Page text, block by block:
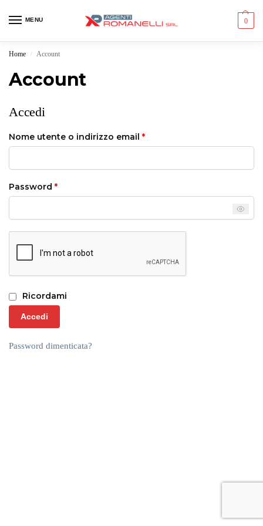
MENU 0
Home / Account
Account
Accedi
Nome utente o indirizzo email *
Password *
Ricordami
Accedi
Password dimenticata?